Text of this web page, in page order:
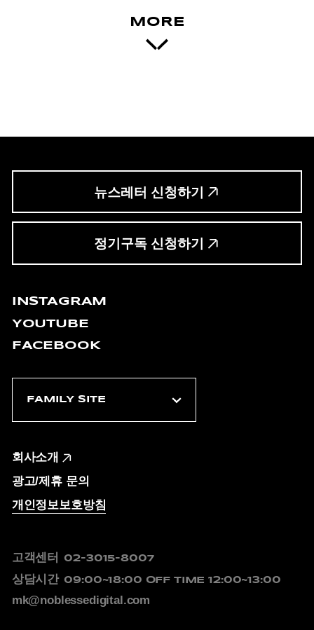
MORE
뉴스레터 신청하기
정기구독 신청하기
INSTAGRAM
YOUTUBE
FACEBOOK
회사소개
광고/제휴 문의
개인정보보호방침
고객센터 02-3015-8007
상담시간 09:00~18:00 OFF TIME 12:00~13:00
mk@noblessedigital.com